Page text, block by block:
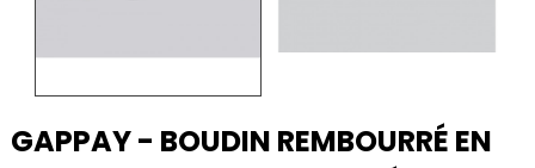
GAPPAY - BOUDIN REMBOURRÉ EN